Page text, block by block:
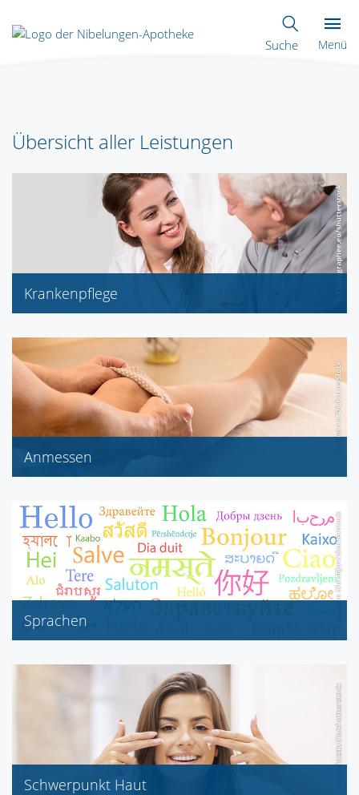
Suche Menü
Übersicht aller Leistungen
Krankenpflege
Kompressionsstrümpfe
Anmessen
Kompressionsstrümpfe
Sprachen
Türkisch
Polnisch, Vietnamesisch
Schwerpunkt Haut